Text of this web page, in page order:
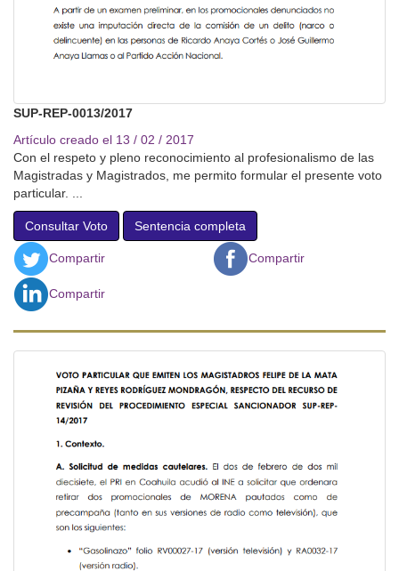
SUP-REP-0013/2017
Artículo creado el 13 / 02 / 2017
Con el respeto y pleno reconocimiento al profesionalismo de las
Magistradas y Magistrados, me permito formular el presente voto
particular. ...
Consultar Voto Sentencia completa
Compartir Compartir
Compartir